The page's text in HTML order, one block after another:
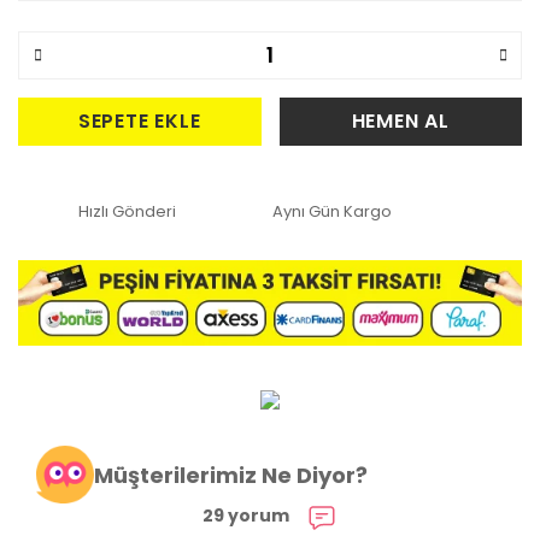
SEPETE EKLE HEMEN AL
Hızlı Gönderi Aynı Gün Kargo
Müşterilerimiz Ne Diyor?
29 yorum